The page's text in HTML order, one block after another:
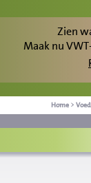
Zien
Maak nu
Home >